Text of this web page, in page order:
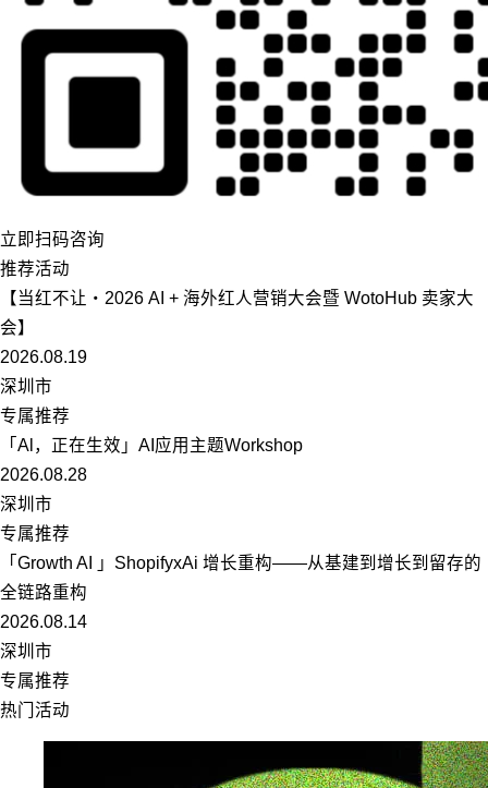
立即扫码咨询
推荐活动
【当红不让・2026 AI + 海外红人营销大会暨 WotoHub 卖家大
会】
2026.08.19
深圳市
专属推荐
「Al，正在生效」AI应用主题Workshop
2026.08.28
深圳市
专属推荐
「Growth AI 」ShopifyxAi 增长重构——从基建到增长到留存的
全链路重构
2026.08.14
深圳市
专属推荐
热门活动